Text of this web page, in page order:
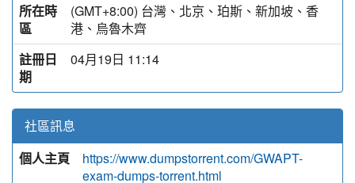
所在時
區
(GMT+8:00) 台灣、北京、珀斯、新加坡、香
港、烏魯木齊
註冊日
期
04月19日 11:14
社區訊息
個人主頁
https://www.dumpstorrent.com/GWAPT-
exam-dumps-torrent.html